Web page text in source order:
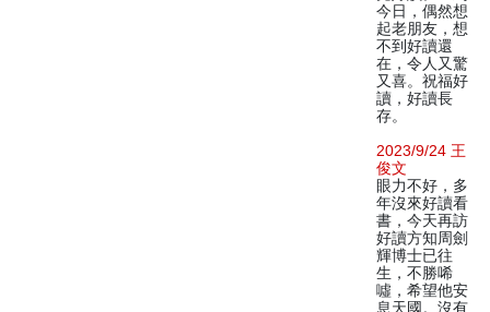
今日，偶然想
起老朋友，想
不到好讀還
在，令人又驚
又喜。祝福好
讀，好讀長
存。
2023/9/24 王
俊文
眼力不好，多
年沒來好讀看
書，今天再訪
好讀方知周劍
輝博士已往
生，不勝唏
噓，希望他安
息天國。沒有